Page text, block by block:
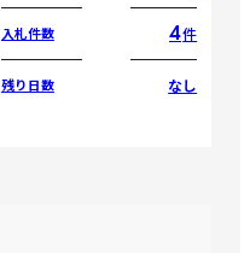
入札件数 4件
残り日数 なし